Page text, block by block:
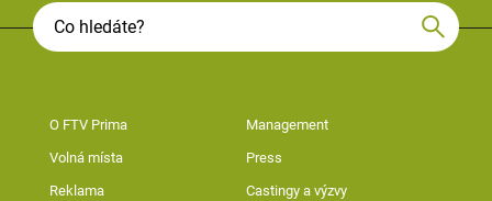
O FTV Prima Management
Volná místa Press
Reklama Castingy a výzvy